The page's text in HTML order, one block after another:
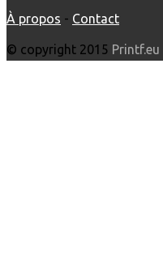
À propos - Contact
© copyright 2015 Printf.eu